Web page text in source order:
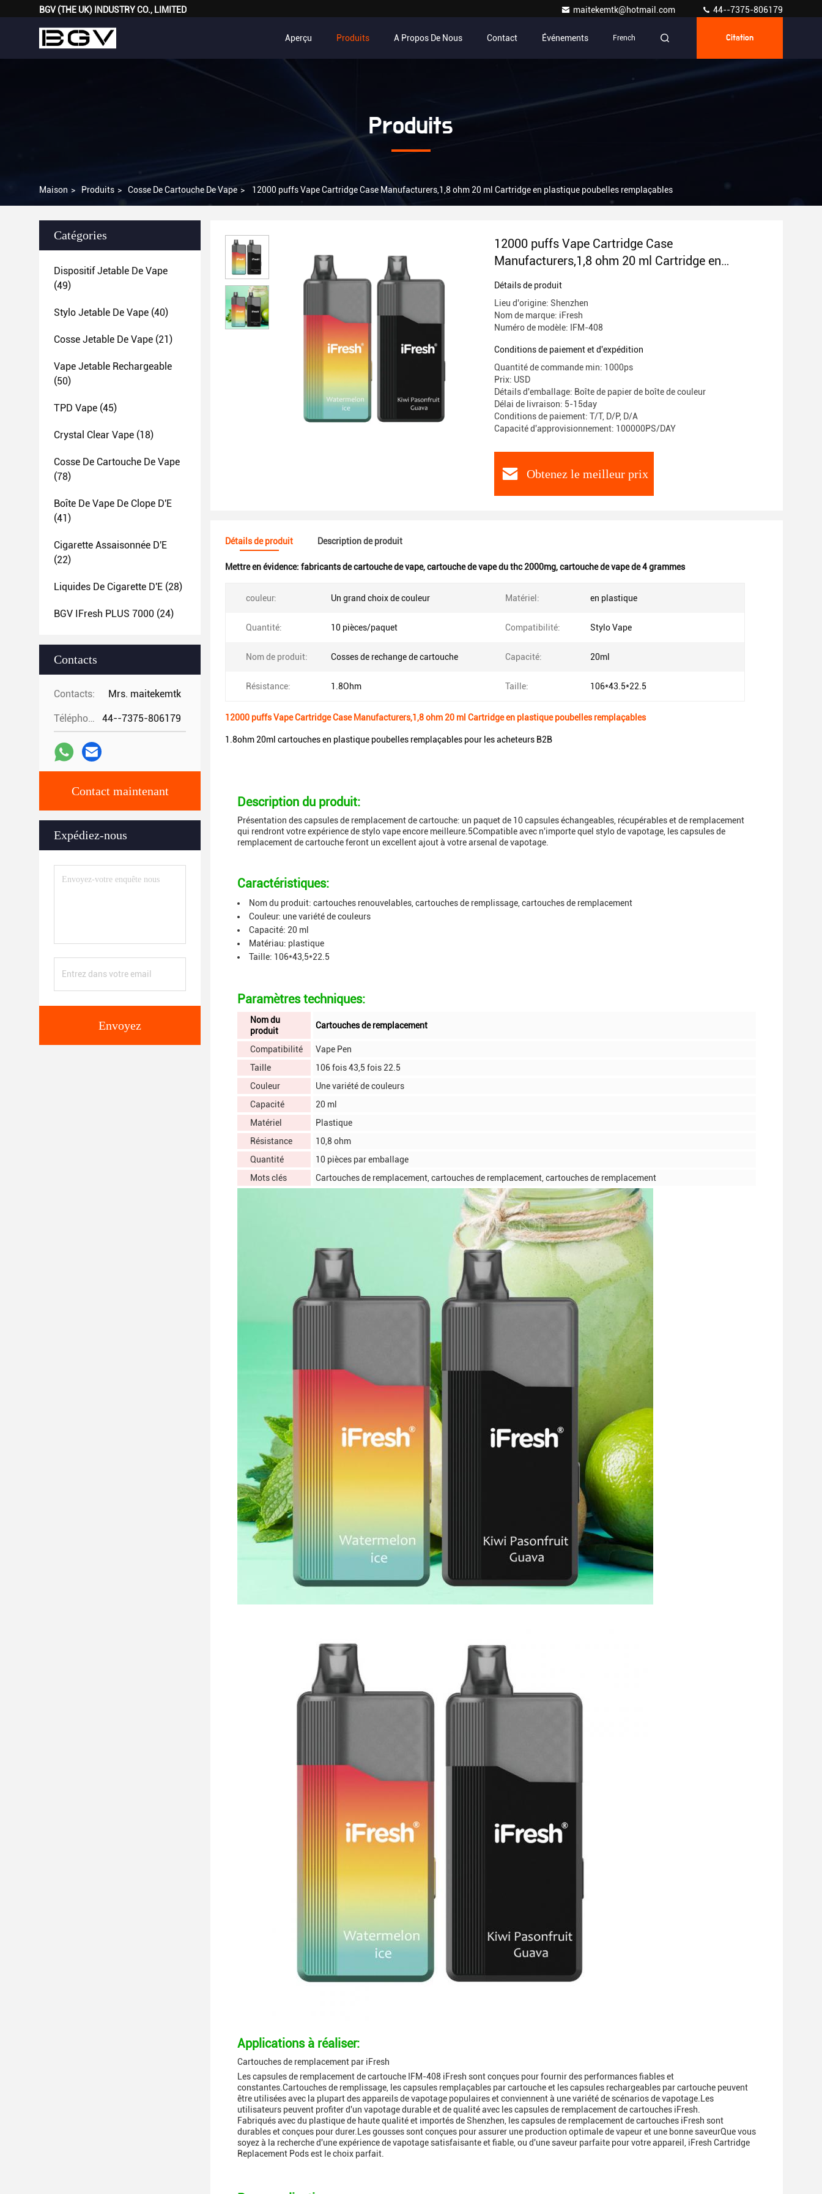
BGV (THE UK) INDUSTRY CO., LIMITED maitekemtk@hotmail.com 44--7375-806179
Aperçu Produits A Propos De Nous Contact Événements French Citation
Produits
Maison > Produits > Cosse De Cartouche De Vape > 12000 puffs Vape Cartridge Case Manufacturers,1,8 ohm 20 ml Cartridge en plastique poubelles remplaçables
Catégories
Dispositif Jetable De Vape
(49)
Stylo Jetable De Vape (40)
Cosse Jetable De Vape (21)
Vape Jetable Rechargeable
(50)
TPD Vape (45)
Crystal Clear Vape (18)
Cosse De Cartouche De Vape
(78)
Boîte De Vape De Clope D'E
(41)
Cigarette Assaisonnée D'E
(22)
Liquides De Cigarette D'E (28)
BGV IFresh PLUS 7000 (24)
Contacts
Contacts: Mrs. maitekemtk
Téléphone: 44--7375-806179
Contact maintenant
Expédiez-nous
Envoyez
12000 puffs Vape Cartridge Case
Manufacturers,1,8 ohm 20 ml Cartridge en
plastique poubelles remplaçables
Détails de produit
Lieu d'origine: Shenzhen
Nom de marque: iFresh
Numéro de modèle: IFM-408
Conditions de paiement et d'expédition
Quantité de commande min: 1000ps
Prix: USD
Détails d'emballage: Boîte de papier de boîte de couleur
Délai de livraison: 5-15day
Conditions de paiement: T/T, D/P, D/A
Capacité d'approvisionnement: 100000PS/DAY
Obtenez le meilleur prix
Détails de produit Description de produit
Mettre en évidence: fabricants de cartouche de vape,cartouche de vape du thc 2000mg,cartouche de vape de 4 grammes
couleur: Un grand choix de couleur Matériel: en plastique
Quantité: 10 pièces/paquet Compatibilité: Stylo Vape
Nom de produit: Cosses de rechange de cartouche Capacité: 20ml
Résistance: 1.8Ohm Taille: 106*43.5*22.5
12000 puffs Vape Cartridge Case Manufacturers,1,8 ohm 20 ml Cartridge en plastique poubelles remplaçables
1.8ohm 20ml cartouches en plastique poubelles remplaçables pour les acheteurs B2B
Description du produit:
Présentation des capsules de remplacement de cartouche: un paquet de 10 capsules échangeables, récupérables et de remplacement
qui rendront votre expérience de stylo vape encore meilleure.5Compatible avec n'importe quel stylo de vapotage, les capsules de
remplacement de cartouche feront un excellent ajout à votre arsenal de vapotage.
Caractéristiques:
Nom du produit: cartouches renouvelables, cartouches de remplissage, cartouches de remplacement
Couleur: une variété de couleurs
Capacité: 20 ml
Matériau: plastique
Taille: 106*43,5*22.5
Paramètres techniques:
Nom du
produit
Cartouches de remplacement
Compatibilité
Vape Pen
Taille
106 fois 43,5 fois 22.5
Couleur
Une variété de couleurs
Capacité
20 ml
Matériel
Plastique
Résistance
10,8 ohm
Quantité
10 pièces par emballage
Mots clés
Cartouches de remplacement, cartouches de remplacement, cartouches de remplacement
Applications à réaliser:
Cartouches de remplacement par iFresh
Les capsules de remplacement de cartouche IFM-408 iFresh sont conçues pour fournir des performances fiables et
constantes.Cartouches de remplissage, les capsules remplaçables par cartouche et les capsules rechargeables par cartouche peuvent
être utilisées avec la plupart des appareils de vapotage populaires et conviennent à une variété de scénarios de vapotage.Les
utilisateurs peuvent profiter d'un vapotage durable et de qualité avec les capsules de remplacement de cartouches iFresh.
Fabriqués avec du plastique de haute qualité et importés de Shenzhen, les capsules de remplacement de cartouches iFresh sont
durables et conçues pour durer.Les gousses sont conçues pour assurer une production optimale de vapeur et une bonne saveurQue vous
soyez à la recherche d'une expérience de vapotage satisfaisante et fiable, ou d'une saveur parfaite pour votre appareil, iFresh Cartridge
Replacement Pods est le choix parfait.